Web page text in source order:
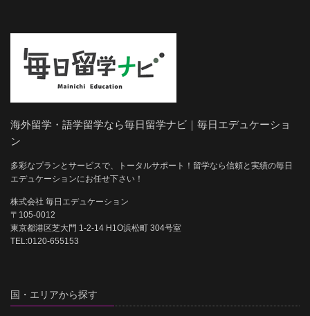
海外留学・語学留学なら毎日留学ナビ｜毎日エデュケーショ
ン
多彩なプランとサービスで、トータルサポート！留学なら信頼と実績の毎日
エデュケーションにお任せ下さい！
株式会社 毎日エデュケーション
〒105-0012
東京都港区芝大門 1-2-14 H1O浜松町 304号室
TEL:0120-655153
国・エリアから探す